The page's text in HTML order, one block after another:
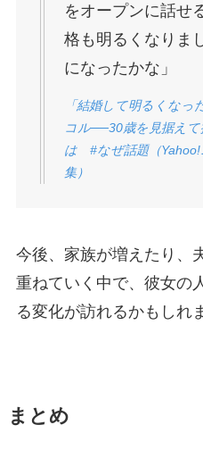
をオープンに話せ
格も明るくなりま
になったかな」
「結婚して明るくなっ
コル──30歳を見据えて
は #なぜ話題（
集）
今後、家族が増えたり、
重ねていく中で、彼女の
る変化が訪れるかもしれ
まとめ